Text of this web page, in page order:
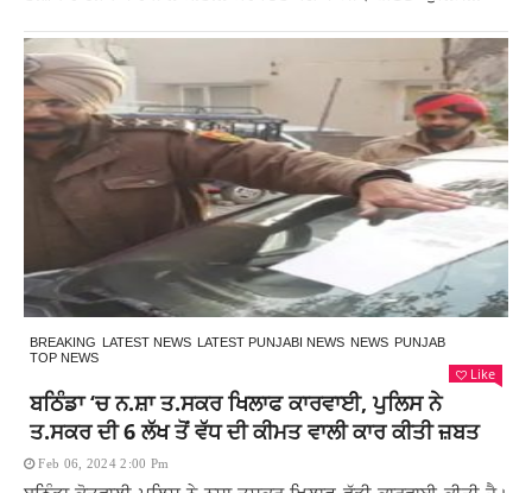
BREAKING LATEST NEWS LATEST PUNJABI NEWS NEWS PUNJAB
TOP NEWS
Like
ਬਠਿੰਡਾ ‘ਚ ਨ.ਸ਼ਾ ਤ.ਸਕਰ ਖਿਲਾਫ ਕਾਰਵਾਈ, ਪੁਲਿਸ ਨੇ
ਤ.ਸਕਰ ਦੀ 6 ਲੱਖ ਤੋਂ ਵੱਧ ਦੀ ਕੀਮਤ ਵਾਲੀ ਕਾਰ ਕੀਤੀ ਜ਼ਬਤ
Feb 06, 2024 2:00 Pm